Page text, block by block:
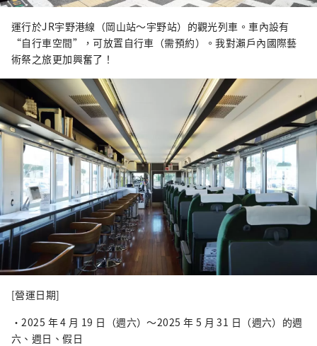
運行於JR宇野港線（岡山站～宇野站）的觀光列車。車內設有
“自行車空間”，可放置自行車（需預約）。我對瀨戶內國際藝
術祭之旅更加興奮了！
[營運日期]
・2025 年 4 月 19 日（週六）～2025 年 5 月 31 日（週六）的週
六、週日、假日